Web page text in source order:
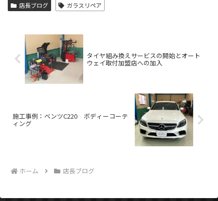
店長ブログ ガラスリペア
タイヤ組み換えサービスの開始とオート
ウェイ取付加盟店への加入
施工事例：ベンツC220 ボディーコーテ
ィング
ホーム 店長ブログ